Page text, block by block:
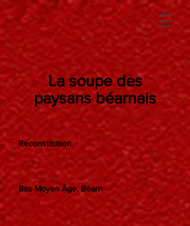
La soupe des
paysans béarnais
Reconstitution
Bas Moyen Âge, Béarn